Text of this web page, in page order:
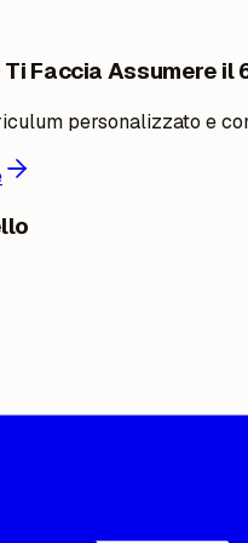
Faccia Assumere il
personalizzato e